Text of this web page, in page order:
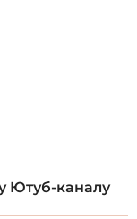
Ютуб-каналу